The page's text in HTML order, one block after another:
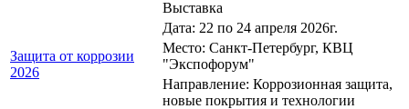
Защита от коррозии
2026
Выставка
Дата: 22 по 24 апреля 2026г.
Место: Санкт-Петербург, КВЦ
"Экспофорум"
Направление: Коррозионная защита,
новые покрытия и технологии